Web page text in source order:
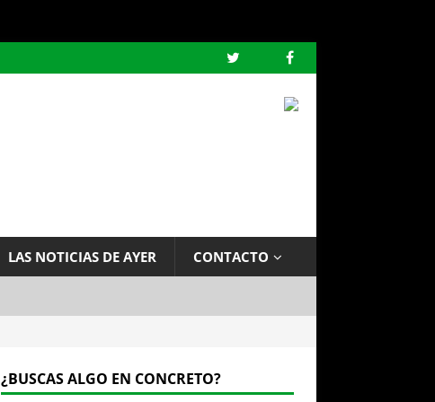
LAS NOTICIAS DE AYER CONTACTO
¿BUSCAS ALGO EN CONCRETO?